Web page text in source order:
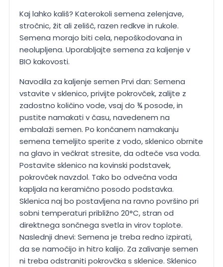
Kaj lahko kališ? Katerokoli semena zelenjave,
stročnic, žit ali zelišč, razen redkve in rukole.
Semena morajo biti cela, nepoškodovana in
neolupljena. Uporabljajte semena za kaljenje v
BIO kakovosti.
Navodila za kaljenje semen Prvi dan: Semena
vstavite v sklenico, privijte pokrovček, zalijte z
zadostno količino vode, vsaj do ¾ posode, in
pustite namakati v času, navedenem na
embalaži semen. Po končanem namakanju
semena temeljito sperite z vodo, sklenico obrnite
na glavo in večkrat stresite, da odteče vsa voda.
Postavite sklenico na kovinski podstavek,
pokrovček navzdol. Tako bo odvečna voda
kapljala na keramično posodo podstavka.
Sklenica naj bo postavljena na ravno površino pri
sobni temperaturi približno 20°C, stran od
direktnega sončnega svetla in virov toplote.
Naslednji dnevi: Semena je treba redno izpirati,
da se namočijo in hitro kalijo. Za zalivanje semen
ni treba odstraniti pokrovčka s sklenice. Sklenico